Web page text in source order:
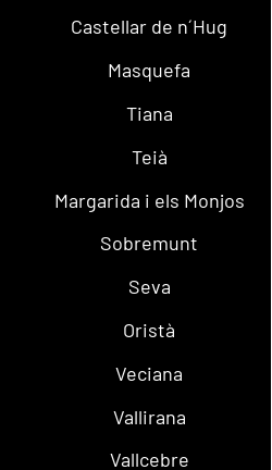
Castellar de n´Hug
Masquefa
Tiana
Teià
Margarida i els Monjos
Sobremunt
Seva
Oristà
Veciana
Vallirana
Vallcebre